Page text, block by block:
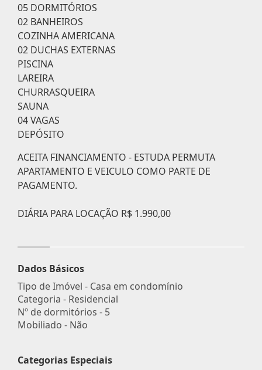
05 DORMITÓRIOS
02 BANHEIROS
COZINHA AMERICANA
02 DUCHAS EXTERNAS
PISCINA
LAREIRA
CHURRASQUEIRA
SAUNA
04 VAGAS
DEPÓSITO
ACEITA FINANCIAMENTO - ESTUDA PERMUTA
APARTAMENTO E VEICULO COMO PARTE DE
PAGAMENTO.
DIÁRIA PARA LOCAÇÃO R$ 1.990,00
Dados Básicos
Tipo de Imóvel - Casa em condomínio
Categoria - Residencial
Nº de dormitórios - 5
Mobiliado - Não
Categorias Especiais